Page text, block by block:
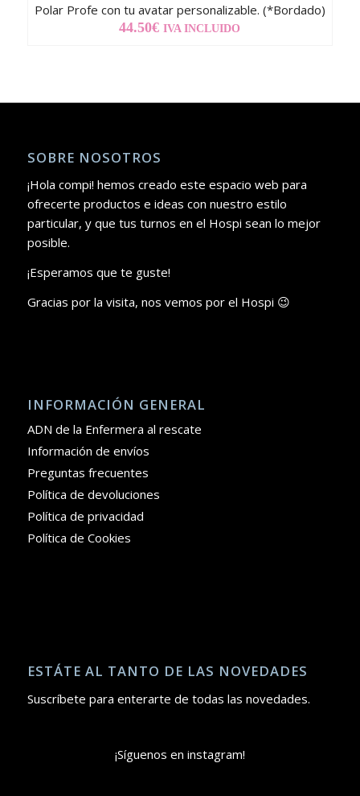
Polar Profe con tu avatar personalizable. (*Bordado)
44.50€ IVA INCLUIDO
SOBRE NOSOTROS
¡Hola compi! hemos creado este espacio web para
ofrecerte productos e ideas con nuestro estilo
particular, y que tus turnos en el Hospi sean lo mejor
posible.
¡Esperamos que te guste!
Gracias por la visita, nos vemos por el Hospi 😉
INFORMACIÓN GENERAL
ADN de la Enfermera al rescate
Información de envíos
Preguntas frecuentes
Política de devoluciones
Política de privacidad
Política de Cookies
ESTÁTE AL TANTO DE LAS NOVEDADES
Suscríbete para enterarte de todas las novedades.
¡Síguenos en instagram!